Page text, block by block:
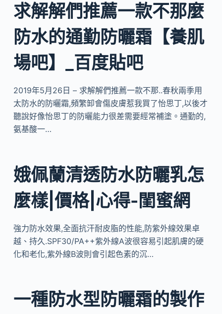
求解解們推薦一款不那麼
防水的通勤防曬霜【養肌
場吧】_百度貼吧
2019年5月26日 – 求解解們推薦一款不那..春秋兩季用
太防水的防曬霜,頻繁卸會傷皮膚惹我買了怡思丁,以後才
聽說好像怡思丁的防曬能力很差需要經常補塗。通勤的,
氨基酸一…
娥佩蘭清透防水防曬乳怎
麼樣|價格|心得-閨蜜網
強力防水效果,全面抗汗耐皮脂的性能,防紫外線效果卓
越、持久.SPF30/PA++紫外線A波很容易引起肌膚的硬
化和老化,紫外線B波則會引起色素的沉…
一種防水型防曬霜的製作